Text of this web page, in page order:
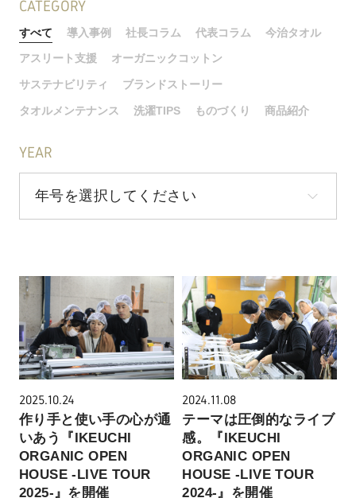
CATEGORY
すべて 導入事例 社長コラム 代表コラム 今治タオル
アスリート支援 オーガニックコットン
サステナビリティ ブランドストーリー
タオルメンテナンス 洗濯TIPS ものづくり 商品紹介
YEAR
2025.10.24
作り手と使い手の心が通
いあう『IKEUCHI
ORGANIC OPEN
HOUSE -LIVE TOUR
2025-』を開催
2024.11.08
テーマは圧倒的なライブ
感。『IKEUCHI
ORGANIC OPEN
HOUSE -LIVE TOUR
2024-』を開催